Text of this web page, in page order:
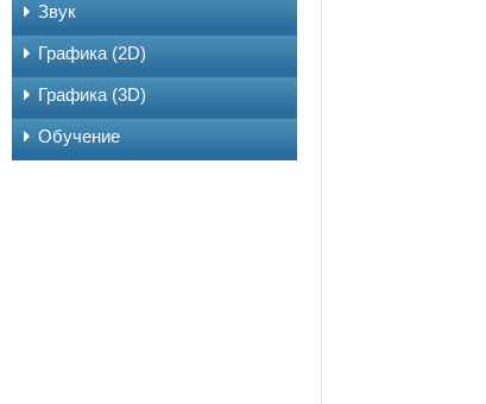
Звук
Графика (2D)
Графика (3D)
Обучение